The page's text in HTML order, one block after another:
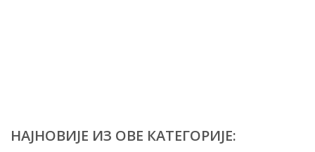
НАЈНОВИЈЕ ИЗ ОВЕ КАТЕГОРИЈЕ: